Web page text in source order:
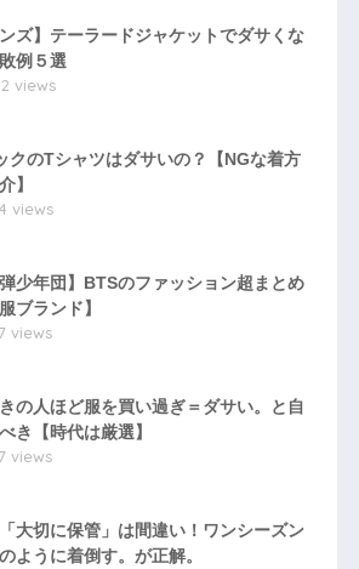
ンズ】テーラードジャケットでダサくな
例５選
views
クのTシャツはダサいの？【NGな着方
】
views
弾少年団】BTSのファッション超まとめ
服ブランド】
views
の人ほど服を買い過ぎ＝ダサい。と自
き【時代は厳選】
views
大切に保管」は間違い！ワンシーズン
ように着倒す。が正解。